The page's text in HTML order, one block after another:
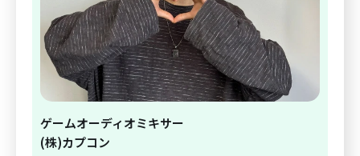
ゲームオーディオミキサー
(株)カプコン